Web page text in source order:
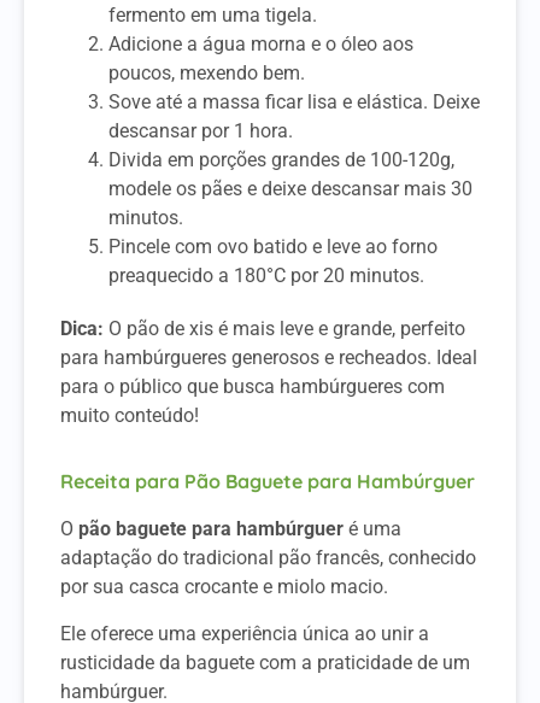
fermento em uma tigela.
Adicione a água morna e o óleo aos
poucos, mexendo bem.
Sove até a massa ficar lisa e elástica. Deixe
descansar por 1 hora.
Divida em porções grandes de 100-120g,
modele os pães e deixe descansar mais 30
minutos.
Pincele com ovo batido e leve ao forno
preaquecido a 180°C por 20 minutos.
Dica: O pão de xis é mais leve e grande, perfeito
para hambúrgueres generosos e recheados. Ideal
para o público que busca hambúrgueres com
muito conteúdo!
Receita para Pão Baguete para Hambúrguer
O pão baguete para hambúrguer é uma
adaptação do tradicional pão francês, conhecido
por sua casca crocante e miolo macio.
Ele oferece uma experiência única ao unir a
rusticidade da baguete com a praticidade de um
hambúrguer.